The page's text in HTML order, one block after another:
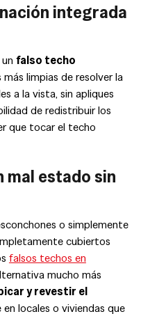
integrada
falso techo
limpias de resolver la
a la vista, sin apliques
de redistribuir los
que tocar el techo
mal estado sin
o simplemente
cubiertos
falsos techos en
mucho más
y revestir el
locales o viviendas que